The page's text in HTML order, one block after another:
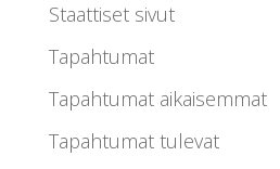
Staattiset sivut
Tapahtumat
Tapahtumat aikaisemmat
Tapahtumat tulevat